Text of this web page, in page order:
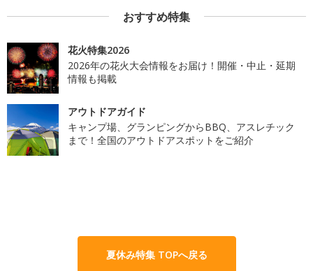
おすすめ特集
花火特集2026
2026年の花火大会情報をお届け！開催・中止・延期
情報も掲載
アウトドアガイド
キャンプ場、グランピングからBBQ、アスレチック
まで！全国のアウトドアスポットをご紹介
夏休み特集 TOPへ戻る